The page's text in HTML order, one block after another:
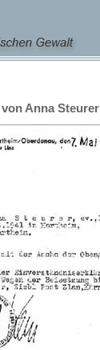
Anna Steurer